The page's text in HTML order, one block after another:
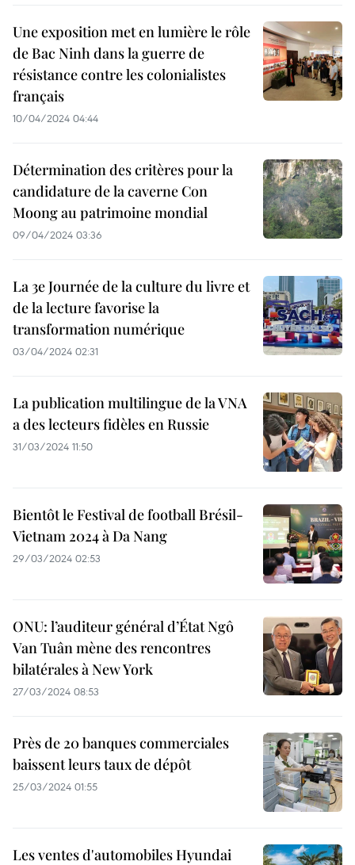
Une exposition met en lumière le rôle
de Bac Ninh dans la guerre de
résistance contre les colonialistes
français
10/04/2024 04:44
Détermination des critères pour la
candidature de la caverne Con
Moong au patrimoine mondial
09/04/2024 03:36
La 3e Journée de la culture du livre et
de la lecture favorise la
transformation numérique
03/04/2024 02:31
La publication multilingue de la VNA
a des lecteurs fidèles en Russie
31/03/2024 11:50
Bientôt le Festival de football Brésil-
Vietnam 2024 à Da Nang
29/03/2024 02:53
ONU: l’auditeur général d’État Ngô
Van Tuân mène des rencontres
bilatérales à New York
27/03/2024 08:53
Près de 20 banques commerciales
baissent leurs taux de dépôt
25/03/2024 01:55
Les ventes d'automobiles Hyundai